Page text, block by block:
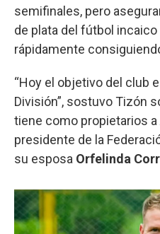
semifinales, pero
de plata del fútbol
rápidamente
“Hoy el objetivo del club
División”, sostuvo Tizón
tiene como propietarios a
presidente de la
su esposa Orfelinda